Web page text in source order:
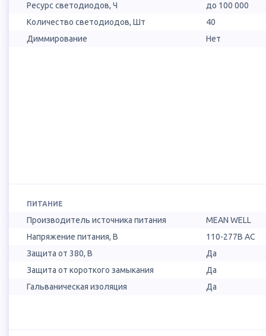
Ресурс светодиодов, Ч
до 100 000
Количество светодиодов, Шт
40
Диммирование
Нет
ПИТАНИЕ
Производитель источника питания
MEAN WELL
Напряжение питания, В
110-277В AC
Защита от 380, В
Да
Защита от короткого замыкания
Да
Гальваническая изоляция
Да